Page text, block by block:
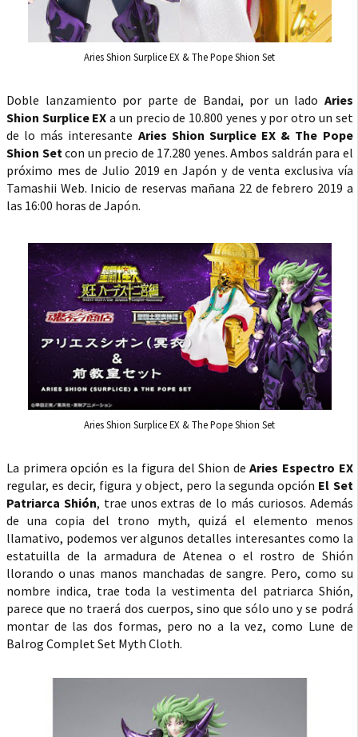
Aries Shion Surplice EX & The Pope Shion Set
Doble lanzamiento por parte de Bandai, por un lado Aries
Shion Surplice EX a un precio de 10.800 yenes y por otro un set
de lo más interesante Aries Shion Surplice EX & The Pope
Shion Setcon un precio de 17.280 yenes. Ambos saldrán para el
próximo mes de Julio 2019 en Japón y de venta exclusiva vía
Tamashii Web. Inicio de reservas mañana 22 de febrero 2019 a
las 16:00 horas de Japón.
Aries Shion Surplice EX & The Pope Shion Set
La primera opción es la figura del Shion deAries Espectro EX
regular, es decir, figura y object, pero la segunda opción El Set
Patriarca Shión, trae unos extras de lo más curiosos. Además
de una copia del trono myth, quizá el elemento menos
llamativo, podemos ver algunos detalles interesantes como la
estatuilla de la armadura de Atenea o el rostro de Shión
llorando o unas manos manchadas de sangre. Pero, como su
nombre indica, trae toda la vestimenta del patriarca Shión,
parece que no traerá dos cuerpos, sino que sólo uno y se podrá
montar de las dos formas, pero no a la vez, como Lune de
Balrog Complet Set Myth Cloth.